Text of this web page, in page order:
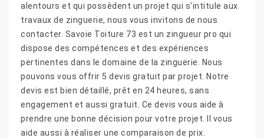
alentours et qui possèdent un projet qui s’intitule aux
travaux de zinguerie, nous vous invitons de nous
contacter. Savoie Toiture 73 est un zingueur pro qui
dispose des compétences et des expériences
pertinentes dans le domaine de la zinguerie. Nous
pouvons vous offrir 5 devis gratuit par projet. Notre
devis est bien détaillé, prêt en 24 heures, sans
engagement et aussi gratuit. Ce devis vous aide à
prendre une bonne décision pour votre projet. Il vous
aide aussi à réaliser une comparaison de prix.